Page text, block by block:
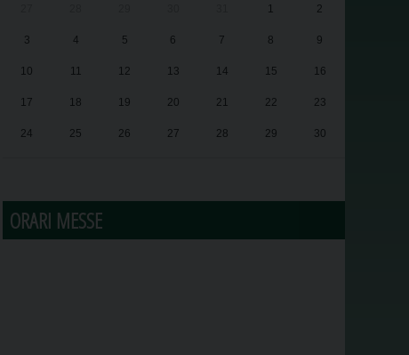
1 2
3 4 5 6 7 8 9
10 11 12 13 14 15 16
17 18 19 20 21 22 23
24 25 26 27 28 29 30
ORARI MESSE